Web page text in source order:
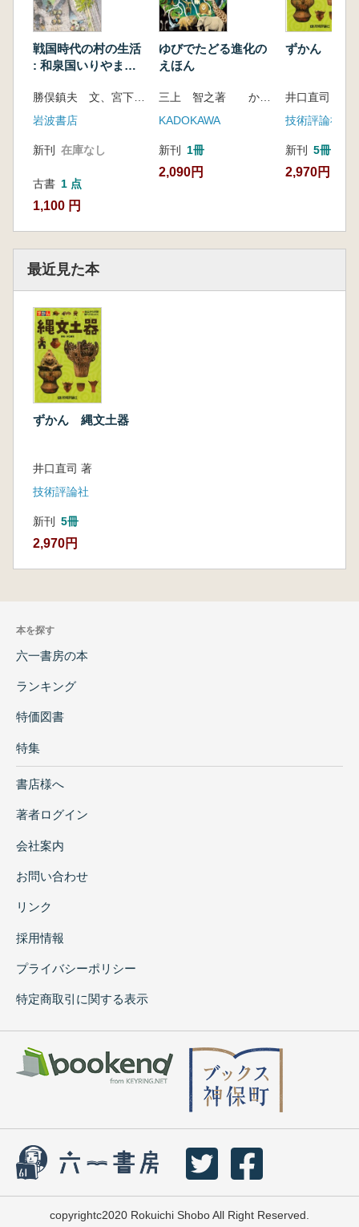
の地域色
前期 縄文土器の「縄文」と「撚糸文」
前期 前期後半に飛躍した土器作りの技術
コラム 土器は人類最初の科学的発明
コラム 土と火から生まれる神聖な土器
コラム 日本列島の固有な自然環境
中期 地域色と縄文土器の個性確立
発達～
中期 中央部の土器① ～隆帯造形の盛衰～
～
と人～
中期 東北と北方圏の土器
後期・晩期 東西文化圏の確立
後期 東西文化圏成立前夜① ～磨消縄文の誕
生～
後期 東西文化圏成立前夜② ～帯縄文～
晩期 東西文化圏① ～西日本の磨研土器～
晩期 東西文化圏② ～東日本の装飾文系土器
晩期 東西文化圏③ ～東日本 結集された美の
極致～
後期・晩期 人間味を帯びた縄文土器
巻末付録② 縄文土器の発見される場所と調
巻末付録③ 土器編年表 ―土器の年代や関連
性をまとめた土器の年表
戦国時代の村の生活
: 和泉国いりやまだ
岩波書店
新刊 在庫なし
古書 1 点
1,100 円
ゆびでたどる進化の
えほん
KADOKAWA
新刊 1冊
2,090円
ずかん 縄
井口直司 著
技術評論社
新刊 5冊
2,970円
最近見た本
ずかん 縄文土器
井口直司 著
技術評論社
新刊 5冊
2,970円
本を探す
六一書房の本
ランキング
特価図書
特集
書店様へ
著者ログイン
会社案内
お問い合わせ
リンク
採用情報
プライバシーポリシー
特定商取引に関する表示
copyrightc2020 Rokuichi Shobo All Right Reserved.